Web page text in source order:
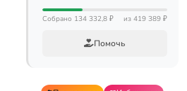
Собрано 134 332,8 ₽ из 419 389 ₽
Помочь